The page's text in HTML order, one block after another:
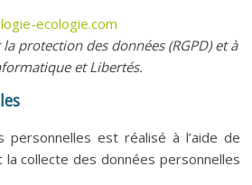
ecologie.com
protection des données (RGPD) et à
et Libertés.
personnelles est réalisé à l’aide de
collecte des données personnelles